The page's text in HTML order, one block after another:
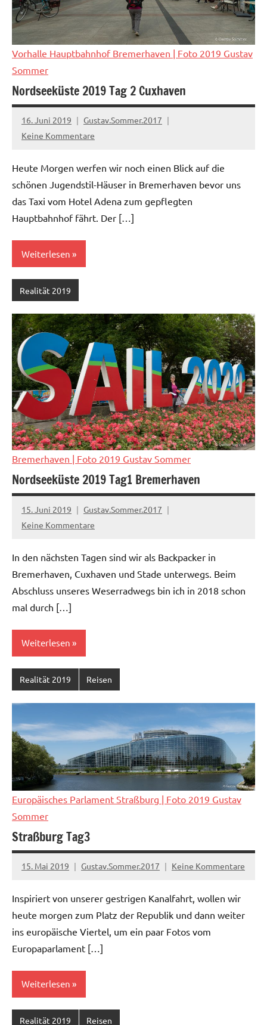
Vorhalle Hauptbahnhof Bremerhaven | Foto 2019 Gustav
Sommer
Nordseeküste 2019 Tag 2 Cuxhaven
16. Juni 2019
Gustav.Sommer.2017
Keine Kommentare
Heute Morgen werfen wir noch einen Blick auf die
schönen Jugendstil-Häuser in Bremerhaven bevor uns
das Taxi vom Hotel Adena zum gepflegten
Hauptbahnhof fährt. Der […]
Weiterlesen
Realität 2019
Bremerhaven | Foto 2019 Gustav Sommer
Nordseeküste 2019 Tag1 Bremerhaven
15. Juni 2019
Gustav.Sommer.2017
Keine Kommentare
In den nächsten Tagen sind wir als Backpacker in
Bremerhaven, Cuxhaven und Stade unterwegs. Beim
Abschluss unseres Weserradwegs bin ich in 2018 schon
mal durch […]
Weiterlesen
Realität 2019 Reisen
Europäisches Parlament Straßburg | Foto 2019 Gustav
Sommer
Straßburg Tag3
15. Mai 2019 Gustav.Sommer.2017 Keine Kommentare
Inspiriert von unserer gestrigen Kanalfahrt, wollen wir
heute morgen zum Platz der Republik und dann weiter
ins europäische Viertel, um ein paar Fotos vom
Europaparlament […]
Weiterlesen
Realität 2019 Reisen